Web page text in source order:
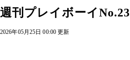
週刊プレイボーイNo.23
2026年05月25日 00:00 更新